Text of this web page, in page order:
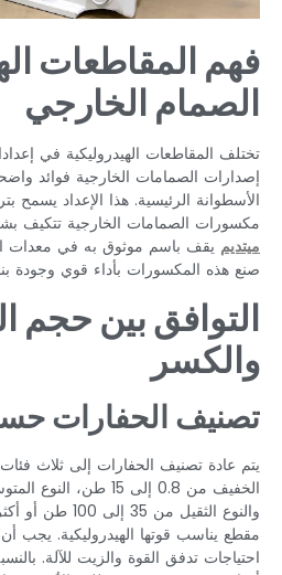
فهم المقاطعات
الصمام الخارجي
تختلف المقاطعات الهيدروليكية في
إصدارات الصمامات الخارجية فوائد
الأسطوانة الرئيسية. هذا الإعداد
مكسورات الصمامات الخارجية تتكيف
ميتديم يقف باسم موثوق به في معدات
صنع هذه المكسورات بأداء قوي وجودة
التوافق بين حجم
والكسر
تصنيف الحفارات
يتم عادة تصنيف الحفارات إلى ثلاث
والنوع الثقيل
مقطع يناسب قوتها الهيدروليكية. يجب
احتياجات تدفق القوة والزيت للآلة.